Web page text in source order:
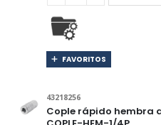
FAVORITOS
43218256
Cople rápido hembra